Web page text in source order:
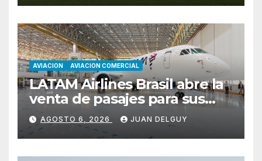
AVIACION AVIACION COMERCIAL
LATAM Airlines Brasil abre la
venta de pasajes para sus
nuevos Embraer E195-E2 y
anuncia la expansión de su
red
AGOSTO 6, 2026 JUAN DELGUY